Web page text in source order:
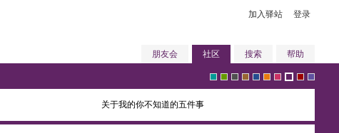
加入驿站 登录
朋友会 社区 搜索 帮助
关于我的你不知道的五件事